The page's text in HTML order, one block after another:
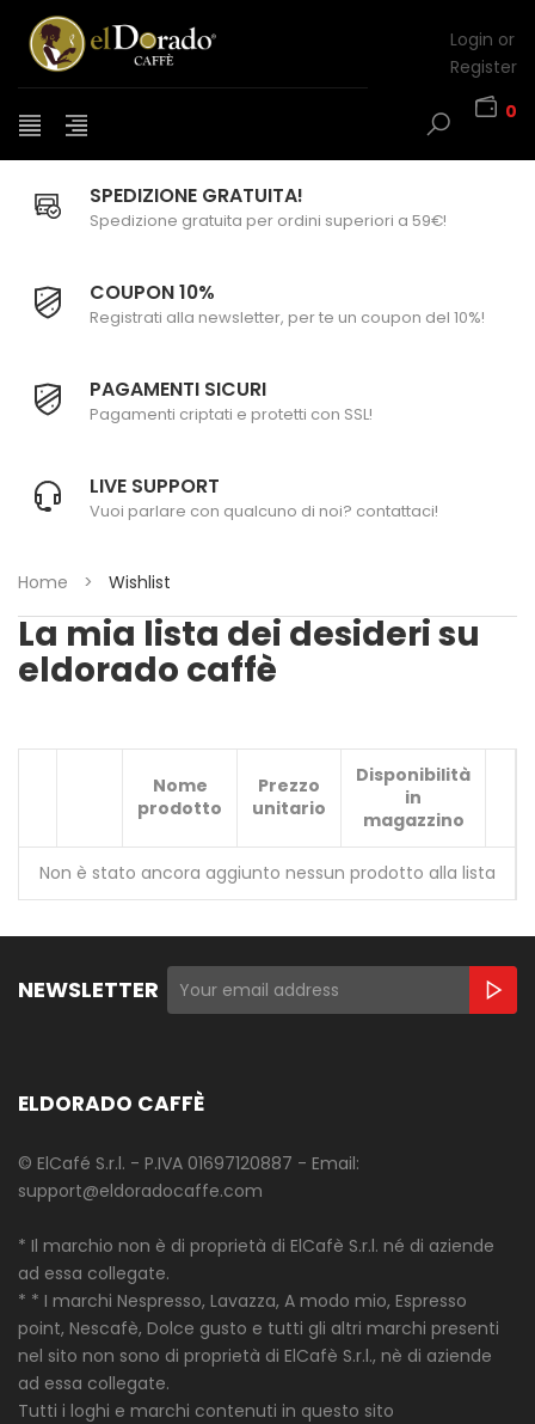
Login or
Register
0
SPEDIZIONE GRATUITA!
Spedizione gratuita per ordini superiori a 59€!
COUPON 10%
Registrati alla newsletter, per te un coupon del 10%!
PAGAMENTI SICURI
Pagamenti criptati e protetti con SSL!
LIVE SUPPORT
Vuoi parlare con qualcuno di noi? contattaci!
Home > Wishlist
La mia lista dei desideri su
eldorado caffè
Nome
prodotto
Prezzo
unitario
Disponibilità
in
magazzino
Non è stato ancora aggiunto nessun prodotto alla lista
NEWSLETTER
ELDORADO CAFFÈ
© ElCafé S.r.l. - P.IVA 01697120887 - Email:
support@eldoradocaffe.com
* Il marchio non è di proprietà di ElCafè S.r.l. né di aziende
ad essa collegate.
* * I marchi Nespresso, Lavazza, A modo mio, Espresso
point, Nescafè, Dolce gusto e tutti gli altri marchi presenti
nel sito non sono di proprietà di ElCafè S.r.l., nè di aziende
ad essa collegate.
Tutti i loghi e marchi contenuti in questo sito